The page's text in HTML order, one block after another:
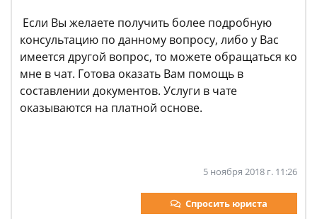
Если Вы желаете получить более подробную
консультацию по данному вопросу, либо у Вас
имеется другой вопрос, то можете обращаться ко
мне в чат. Готова оказать Вам помощь в
составлении документов. Услуги в чате
оказываются на платной основе.
5 ноября 2018 г. 11:26
Спросить юриста